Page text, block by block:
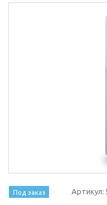
Под заказ Артикул: